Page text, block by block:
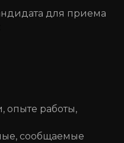
для приема
опыте работы,
сообщаемые